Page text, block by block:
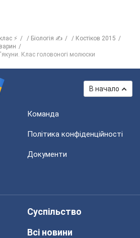
⚡ Біологія ✍
Костіков 2015
Клас головоногі молюски
В начало
Команда
Політика конфіденційності
Документи
Суспільство
Всі новини